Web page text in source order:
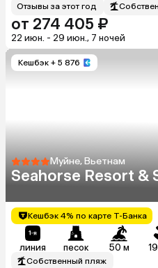
Отзывы за этот год
от 274 405 ₽
22 июн. - 29 июн., 7 ночей
Кешбэк + 5 876
Муйне, Вьетнам
Seahorse Resort &
Кешбэк 4% по карте Т-Банка
линия песок 50 м
Собственный пляж